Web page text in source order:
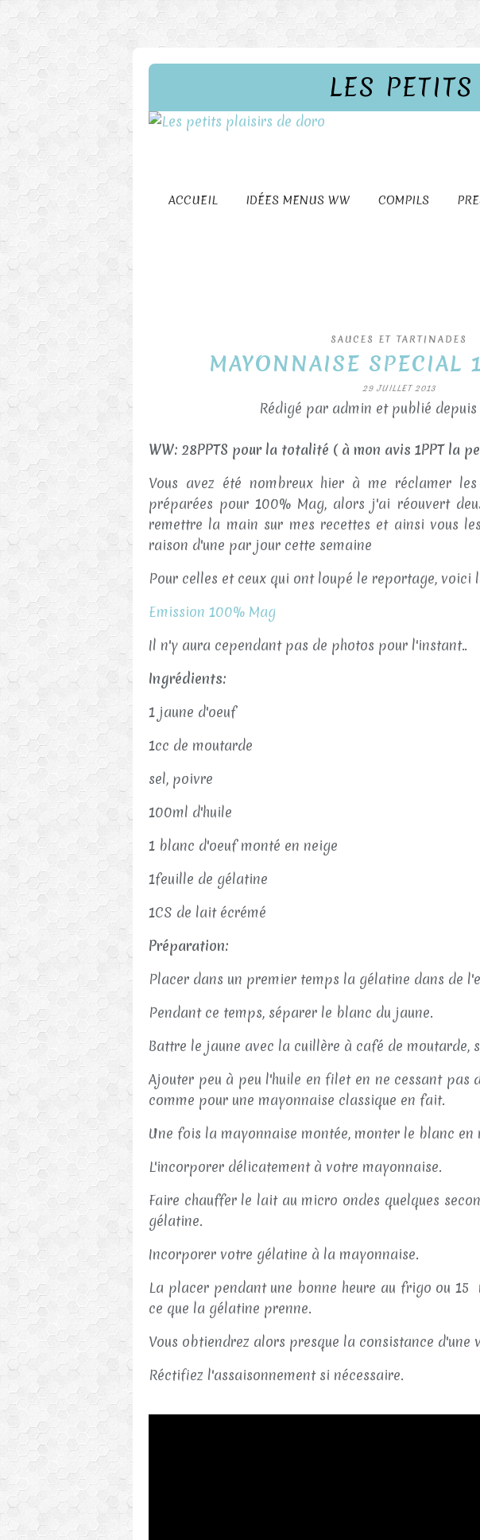
LES
ACCUEIL IDÉES MENUS WW COMPILS
SAUCES ET TARTINADES
MAYONNAISE SPECIAL
29 JUILLET 2013
Rédigé par admin et publié
WW: 28PPTS pour la totalité ( à mon avis 1PPT la
Vous avez été nombreux hier à me réclamer
préparées pour 100% Mag, alors j'ai réouvert
remettre la main sur mes recettes et ainsi vous
raison d'une par jour cette semaine
Pour celles et ceux qui ont loupé le reportage, voici
Emission 100% Mag
Il n'y aura cependant pas de photos pour l'instant..
Ingrédients:
1 jaune d'oeuf
1cc de moutarde
sel, poivre
100ml d'huile
1 blanc d'oeuf monté en neige
1feuille de gélatine
1CS de lait écrémé
Préparation:
Placer dans un premier temps la gélatine dans de
Pendant ce temps, séparer le blanc du jaune.
Battre le jaune avec la cuillère à café de moutarde,
Ajouter peu à peu l'huile en filet en ne cessant pas
comme pour une mayonnaise classique en fait.
Une fois la mayonnaise montée, monter le blanc en
L'incorporer délicatement à votre mayonnaise.
Faire chauffer le lait au micro ondes quelques
gélatine.
Incorporer votre gélatine à la mayonnaise.
La placer pendant une bonne heure au frigo ou 15
ce que la gélatine prenne.
Vous obtiendrez alors presque la consistance d'une
Réctifiez l'assaisonnement si nécessaire.